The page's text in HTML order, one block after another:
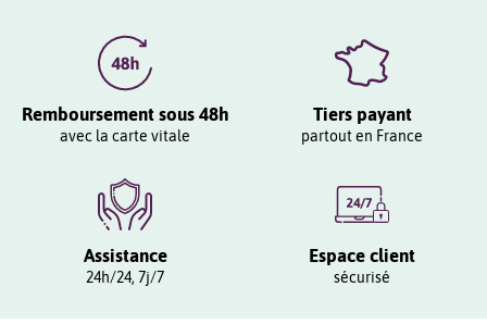
Remboursement sous 48h
avec la carte vitale
Tiers payant
partout en France
Assistance
24h/24, 7j/7
Espace client
sécurisé